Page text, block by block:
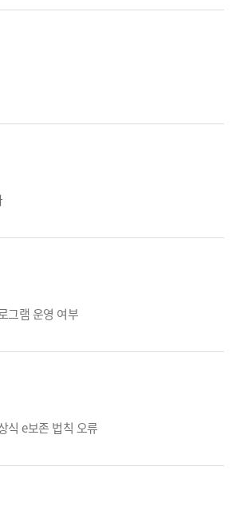
그램 운영 여부
식 e보존 법칙 오류